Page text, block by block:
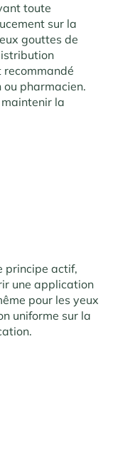
toute
sur la
gouttes de
recommandé
ou pharmacien.
maintenir la
principe actif,
une application
pour les yeux
uniforme sur la